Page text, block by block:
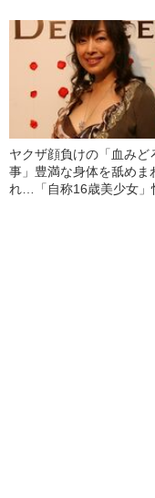
ヤクザ顔負けの「血みど
事」豊満な身体を舐めま
れ…「自称16歳美少女」